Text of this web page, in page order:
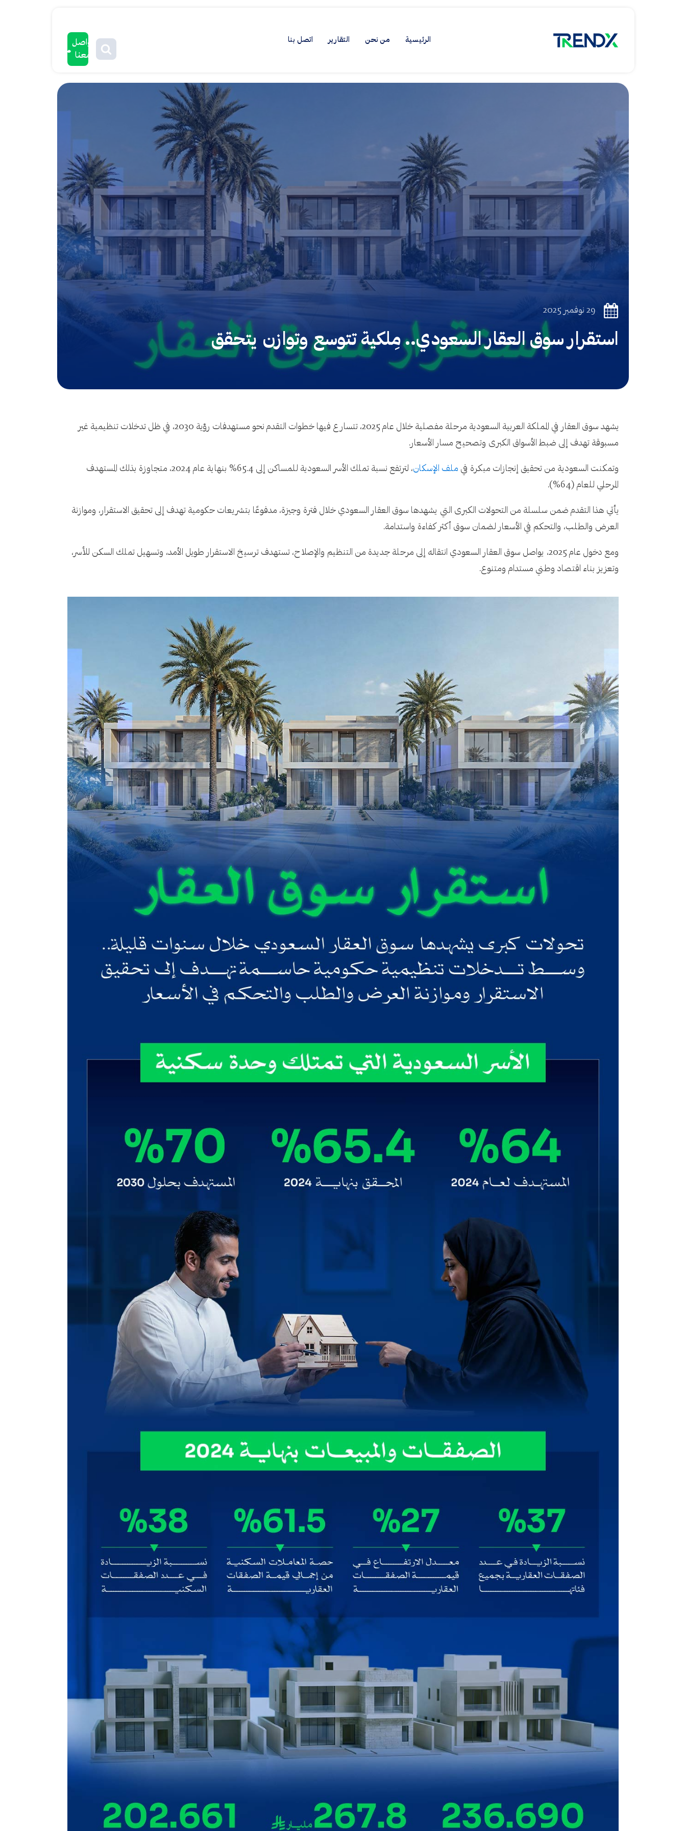
الرئيسية من نحن التقارير اتصل بنا
تواصل
معنا
29 نوفمبر 2025
استقرار سوق العقار السعودي.. مِلكية تتوسع وتوازن يتحقق
يشهد سوق العقار في المملكة العربية السعودية مرحلة مفصلية خلال عام 2025، تتسارع فيها خطوات التقدم نحو مستهدفات رؤية 2030، في ظل تدخلات تنظيمية غير
مسبوقة تهدف إلى ضبط الأسواق الكبرى وتصحيح مسار الأسعار.
وتمكنت السعودية من تحقيق إنجازات مبكرة في ملف الإسكان
، لترتفع نسبة تملك الأسر السعودية للمساكن إلى 65.4% بنهاية عام 2024، متجاوزة بذلك المستهدف
المرحلي للعام (64%).
يأتي هذا التقدم ضمن سلسلة من التحولات الكبرى التي يشهدها سوق العقار السعودي خلال فترة وجيزة، مدفوعًا بتشريعات حكومية تهدف إلى تحقيق الاستقرار، وموازنة
العرض والطلب، والتحكم في الأسعار لضمان سوق أكثر كفاءة واستدامة.
ومع دخول عام 2025، يواصل سوق العقار السعودي انتقاله إلى مرحلة جديدة من التنظيم والإصلاح، تستهدف ترسيخ الاستقرار طويل الأمد، وتسهيل تملك السكن للأسر،
وتعزيز بناء اقتصاد وطني مستدام ومتنوع.